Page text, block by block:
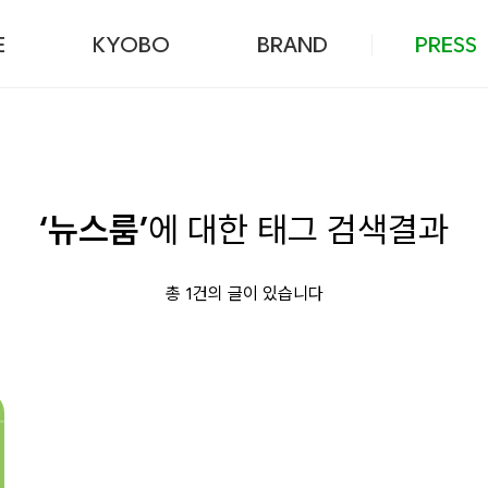
KYOBO BRAND PRESS
‘뉴스룸’에 대한 태그 검색결과
총 1건의 글이 있습니다